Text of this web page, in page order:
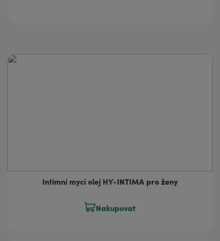
Intimní mycí olej HY-INTIMA pro ženy
Nakupovat